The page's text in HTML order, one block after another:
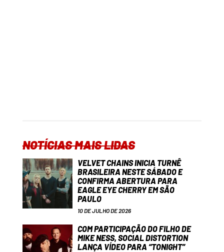
NOTÍCIAS MAIS LIDAS
VELVET CHAINS INICIA TURNÊ
BRASILEIRA NESTE SÁBADO E
CONFIRMA ABERTURA PARA
EAGLE EYE CHERRY EM SÃO
PAULO
10 DE JULHO DE 2026
COM PARTICIPAÇÃO DO FILHO DE
MIKE NESS, SOCIAL DISTORTION
LANÇA VÍDEO PARA “TONIGHT”